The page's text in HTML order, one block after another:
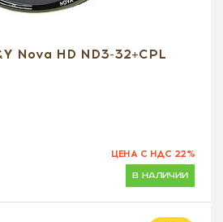
Nova HD ND3-32+CPL
в наличии
ЦЕНА С НДС 22%